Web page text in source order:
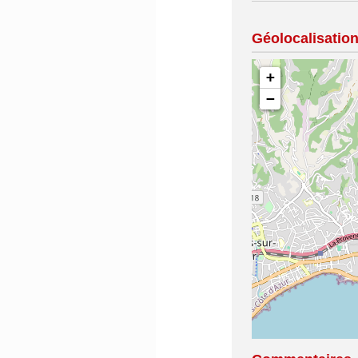
Géolocalisation
+
−